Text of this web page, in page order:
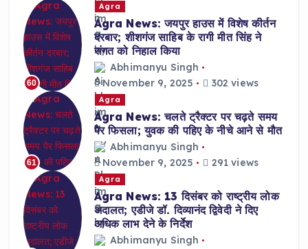
60
Agra
Agra News: जयपुर हाउस में विशेष कीर्तन
दरबार; शीशगंज साहिब के रागी मीत सिंह ने
संगत को निहाल किया
Abhimanyu Singh
November 9, 2025
302 views
61
Agra
Agra News: चलते ट्रैक्टर पर चढ़ते समय
पैर फिसला; युवक की पहिए के नीचे आने से मौत
Abhimanyu Singh
November 9, 2025
291 views
Agra
Agra News: 13 दिसंबर को राष्ट्रीय लोक
अदालत; एडीजे डॉ. दिव्यानंद द्विवेदी ने दिए
अधिक लाभ देने के निर्देश
Abhimanyu Singh